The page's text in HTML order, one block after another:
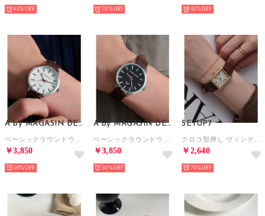
45% 70% 45%
A by MAGASIN DE MODE
￥3,850
50%
A by MAGASIN DE MODE
￥3,850
50%
SETUP7
￥2,640
70%